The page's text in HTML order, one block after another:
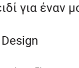
για έναν